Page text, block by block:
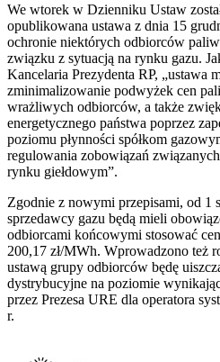
We wtorek w Dzienniku Ustaw
opublikowana ustawa z dnia 15
ochronie niektórych odbiorców
związku z sytuacją na rynku gazu.
Kancelaria Prezydenta RP, „ustawa
zminimalizowanie podwyżek cen
wrażliwych odbiorców, a także
energetycznego państwa poprzez
poziomu płynności spółkom
regulowania zobowiązań
rynku giełdowym”.
Zgodnie z nowymi przepisami, od 1
sprzedawcy gazu będą mieli
odbiorcami końcowymi stosować
200,17 zł/MWh. Wprowadzono też
ustawą grupy odbiorców będę
dystrybucyjne na poziomie
przez Prezesa URE dla operatora
r.